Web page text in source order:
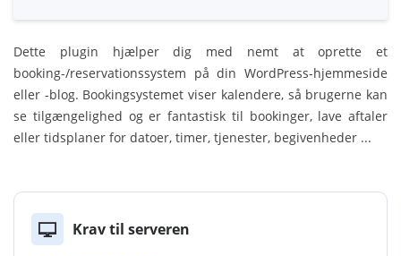
Dette plugin hjælper dig med nemt at oprette et
booking-/reservationssystem på din WordPress-hjemmeside
eller -blog. Bookingsystemet viser kalendere, så brugerne kan
se tilgængelighed og er fantastisk til bookinger, lave aftaler
eller tidsplaner for datoer, timer, tjenester, begivenheder ...
Krav til serveren